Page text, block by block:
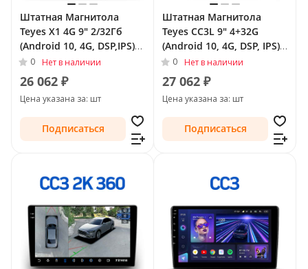
Штатная Магнитола
Teyes X1 4G 9" 2/32Гб
(Android 10, 4G, DSP,IPS)
для Chrysler Voyager V
Рестайлинг 2011 - 2016
0 Нет в наличии
26 062 ₽
Цена указана за: шт
Подписаться
Штатная Магнитола
Teyes CC3L 9" 4+32G
(Android 10, 4G, DSP, IPS)
для Chrysler Voyager V
Рестайлинг 2011 - 2016
0 Нет в наличии
27 062 ₽
Цена указана за: шт
Подписаться